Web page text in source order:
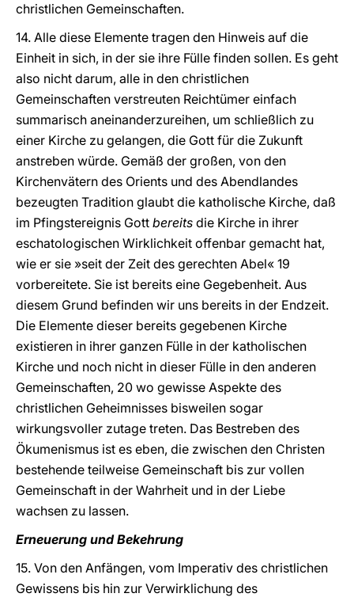
christlichen Gemeinschaften.
14. Alle diese Elemente tragen den Hinweis auf die
Einheit in sich, in der sie ihre Fülle finden sollen. Es geht
also nicht darum, alle in den christlichen
Gemeinschaften verstreuten Reichtümer einfach
summarisch aneinanderzureihen, um schließlich zu
einer Kirche zu gelangen, die Gott für die Zukunft
anstreben würde. Gemäß der großen, von den
Kirchenvätern des Orients und des Abendlandes
bezeugten Tradition glaubt die katholische Kirche, daß
im Pfingstereignis Gott bereits die Kirche in ihrer
eschatologischen Wirklichkeit offenbar gemacht hat,
wie er sie »seit der Zeit des gerechten Abel« 19
vorbereitete. Sie ist bereits eine Gegebenheit. Aus
diesem Grund befinden wir uns bereits in der Endzeit.
Die Elemente dieser bereits gegebenen Kirche
existieren in ihrer ganzen Fülle in der katholischen
Kirche und noch nicht in dieser Fülle in den anderen
Gemeinschaften, 20 wo gewisse Aspekte des
christlichen Geheimnisses bisweilen sogar
wirkungsvoller zutage treten. Das Bestreben des
Ökumenismus ist es eben, die zwischen den Christen
bestehende teilweise Gemeinschaft bis zur vollen
Gemeinschaft in der Wahrheit und in der Liebe
wachsen zu lassen.
Erneuerung und Bekehrung
15. Von den Anfängen, vom Imperativ des christlichen
Gewissens bis hin zur Verwirklichung des